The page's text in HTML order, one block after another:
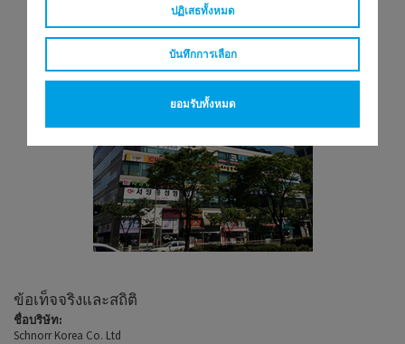
ปฏิเสธทั้งหมด
บันทึกการเลือก
ยอมรับทั้งหมด
ข้อเท็จจริงและสถิติ
ชื่อบริษัท:
Schnorr Korea Co. Ltd